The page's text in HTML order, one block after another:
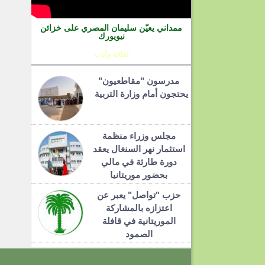
ممداني يعيّن سليمان المصري على خزائن
نيويورك
ثقافة وأدب
مدرسون "مقاطعيون"
يحتجون أمام وزارة التربية
مجلس وزراء منظمة
استثمار نهر السنغال يعقد
دورة طارئة في مالي
بحضور موريتانيا
حزب "تواصل" يعبر عن
اعتزازه بالمشاركة
الموريتانية في قافلة
الصمود